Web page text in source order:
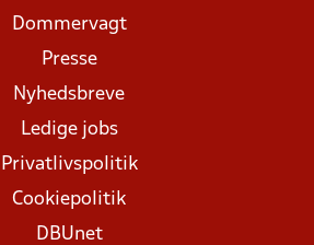
Dommervagt
Presse
Nyhedsbreve
Ledige jobs
Privatlivspolitik
Cookiepolitik
DBUnet